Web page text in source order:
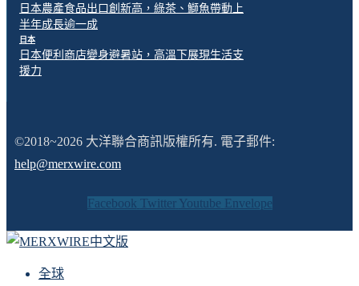
日本農產食品出口創新高，綠茶、鰤魚帶動上
半年成長逾一成
日本
日本便利商店變身避暑站，高溫下展現生活支
援力
©2018~2026 大洋聯合商訊版權所有. 電子郵件:
help@merxwire.com
Facebook Twitter Youtube Envelope
全球